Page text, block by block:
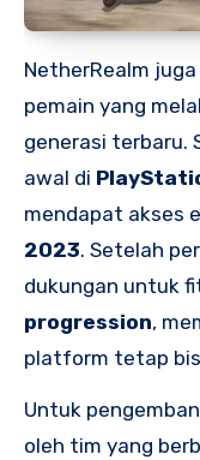
NetherRealm
pemain yang
generasi terbaru.
awal di
mendapat akses
2023. Setelah
dukungan untuk
progression,
platform tetap
Untuk
oleh tim yang